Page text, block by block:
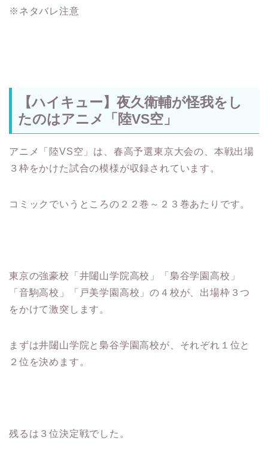
※ネタバレ注意
【ハイキュー】夜久衛輔が怪我をし
たのはアニメ「陸VS空」
アニメ「陸VS空」は、春高予選東京大会の、本戦出場
３枠をかけた試合の模様が収録されています。
コミックでいうところの２２巻～２３巻あたりです。
東京の強豪校「井闥山学院高校」「梟谷学園高校」
「音駒高校」「戸美学園高校」の４校が、出場枠３つ
をかけて激突します。
まずは井闥山学院と梟谷学園高校が、それぞれ１位と
２位を決めます。
残るは３位決定戦でした。